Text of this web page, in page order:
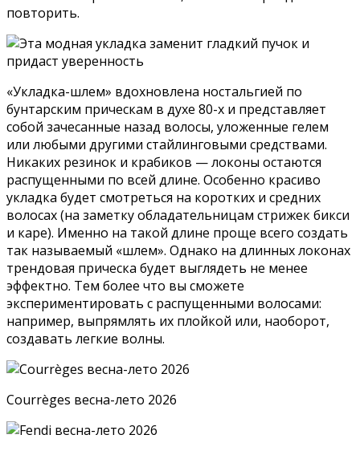
повторить.
«Укладка-шлем» вдохновлена ностальгией по
бунтарским прическам в духе 80-х и представляет
собой зачесанные назад волосы, уложенные гелем
или любыми другими стайлинговыми средствами.
Никаких резинок и крабиков — локоны остаются
распущенными по всей длине. Особенно красиво
укладка будет смотреться на коротких и средних
волосах (на заметку обладательницам стрижек бикси
и каре). Именно на такой длине проще всего создать
так называемый «шлем». Однако на длинных локонах
трендовая прическа будет выглядеть не менее
эффектно. Тем более что вы сможете
экспериментировать с распущенными волосами:
например, выпрямлять их плойкой или, наоборот,
создавать легкие волны.
Courrèges весна-лето 2026